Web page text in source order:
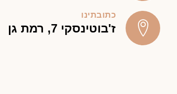
כתובתינו
ז'בוטינסקי 7, רמת גן